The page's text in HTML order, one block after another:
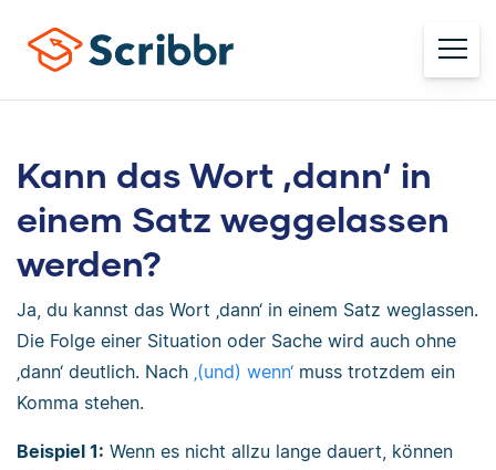
Kann das Wort ‚dann‘ in
einem Satz weggelassen
werden?
Ja, du kannst das Wort ‚dann‘ in einem Satz weglassen.
Die Folge einer Situation oder Sache wird auch ohne
‚dann‘ deutlich. Nach ‚(und) wenn‘ muss trotzdem ein
Komma stehen.
Beispiel 1: Wenn es nicht allzu lange dauert, können